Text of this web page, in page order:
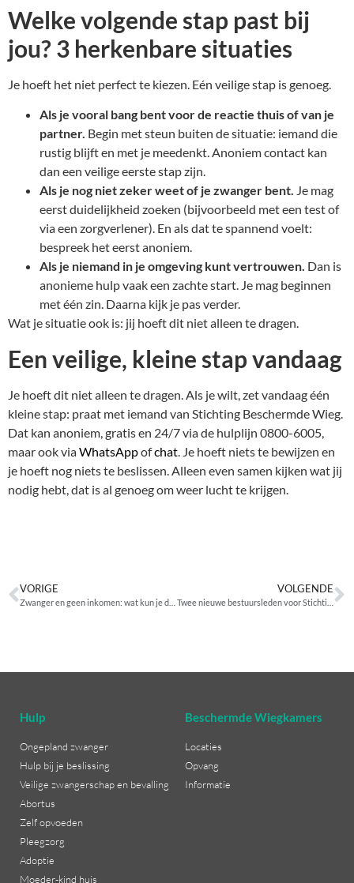
Welke volgende stap past bij
jou? 3 herkenbare situaties
Je hoeft het niet perfect te kiezen. Eén veilige stap is genoeg.
Als je vooral bang bent voor de reactie thuis of van je
partner. Begin met steun buiten de situatie: iemand die
rustig blijft en met je meedenkt. Anoniem contact kan
dan een veilige eerste stap zijn.
Als je nog niet zeker weet of je zwanger bent. Je mag
eerst duidelijkheid zoeken (bijvoorbeeld met een test of
via een zorgverlener). En als dat te spannend voelt:
bespreek het eerst anoniem.
Als je niemand in je omgeving kunt vertrouwen. Dan is
anonieme hulp vaak een zachte start. Je mag beginnen
met één zin. Daarna kijk je pas verder.
Wat je situatie ook is: jij hoeft dit niet alleen te dragen.
Een veilige, kleine stap vandaag
Je hoeft dit niet alleen te dragen. Als je wilt, zet vandaag één
kleine stap: praat met iemand van Stichting Beschermde Wieg.
Dat kan anoniem, gratis en 24/7 via de hulplijn 0800-6005,
maar ook viaWhatsAppofchat. Je hoeft niets te bewijzen en
je hoeft nog niets te beslissen. Alleen even samen kijken wat jij
nodig hebt, dat is al genoeg om weer lucht te krijgen.
VORIGE VOLGENDE
Hulp
Ongepland zwanger
Hulp bij je beslissing
Veilige zwangerschap en bevalling
Abortus
Zelf opvoeden
Pleegzorg
Adoptie
Moeder-kind huis
Beschermde Wiegkamers
Locaties
Opvang
Informatie